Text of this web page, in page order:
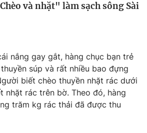
và nhặt" làm sạch sông Sài
nắng gay gắt, hàng chục bạn trẻ
súp và rất nhiều bao đựng
biết chèo thuyền nhặt rác dưới
nhặt rác trên bờ. Theo đó, hàng
trăm kg rác thải đã được thu